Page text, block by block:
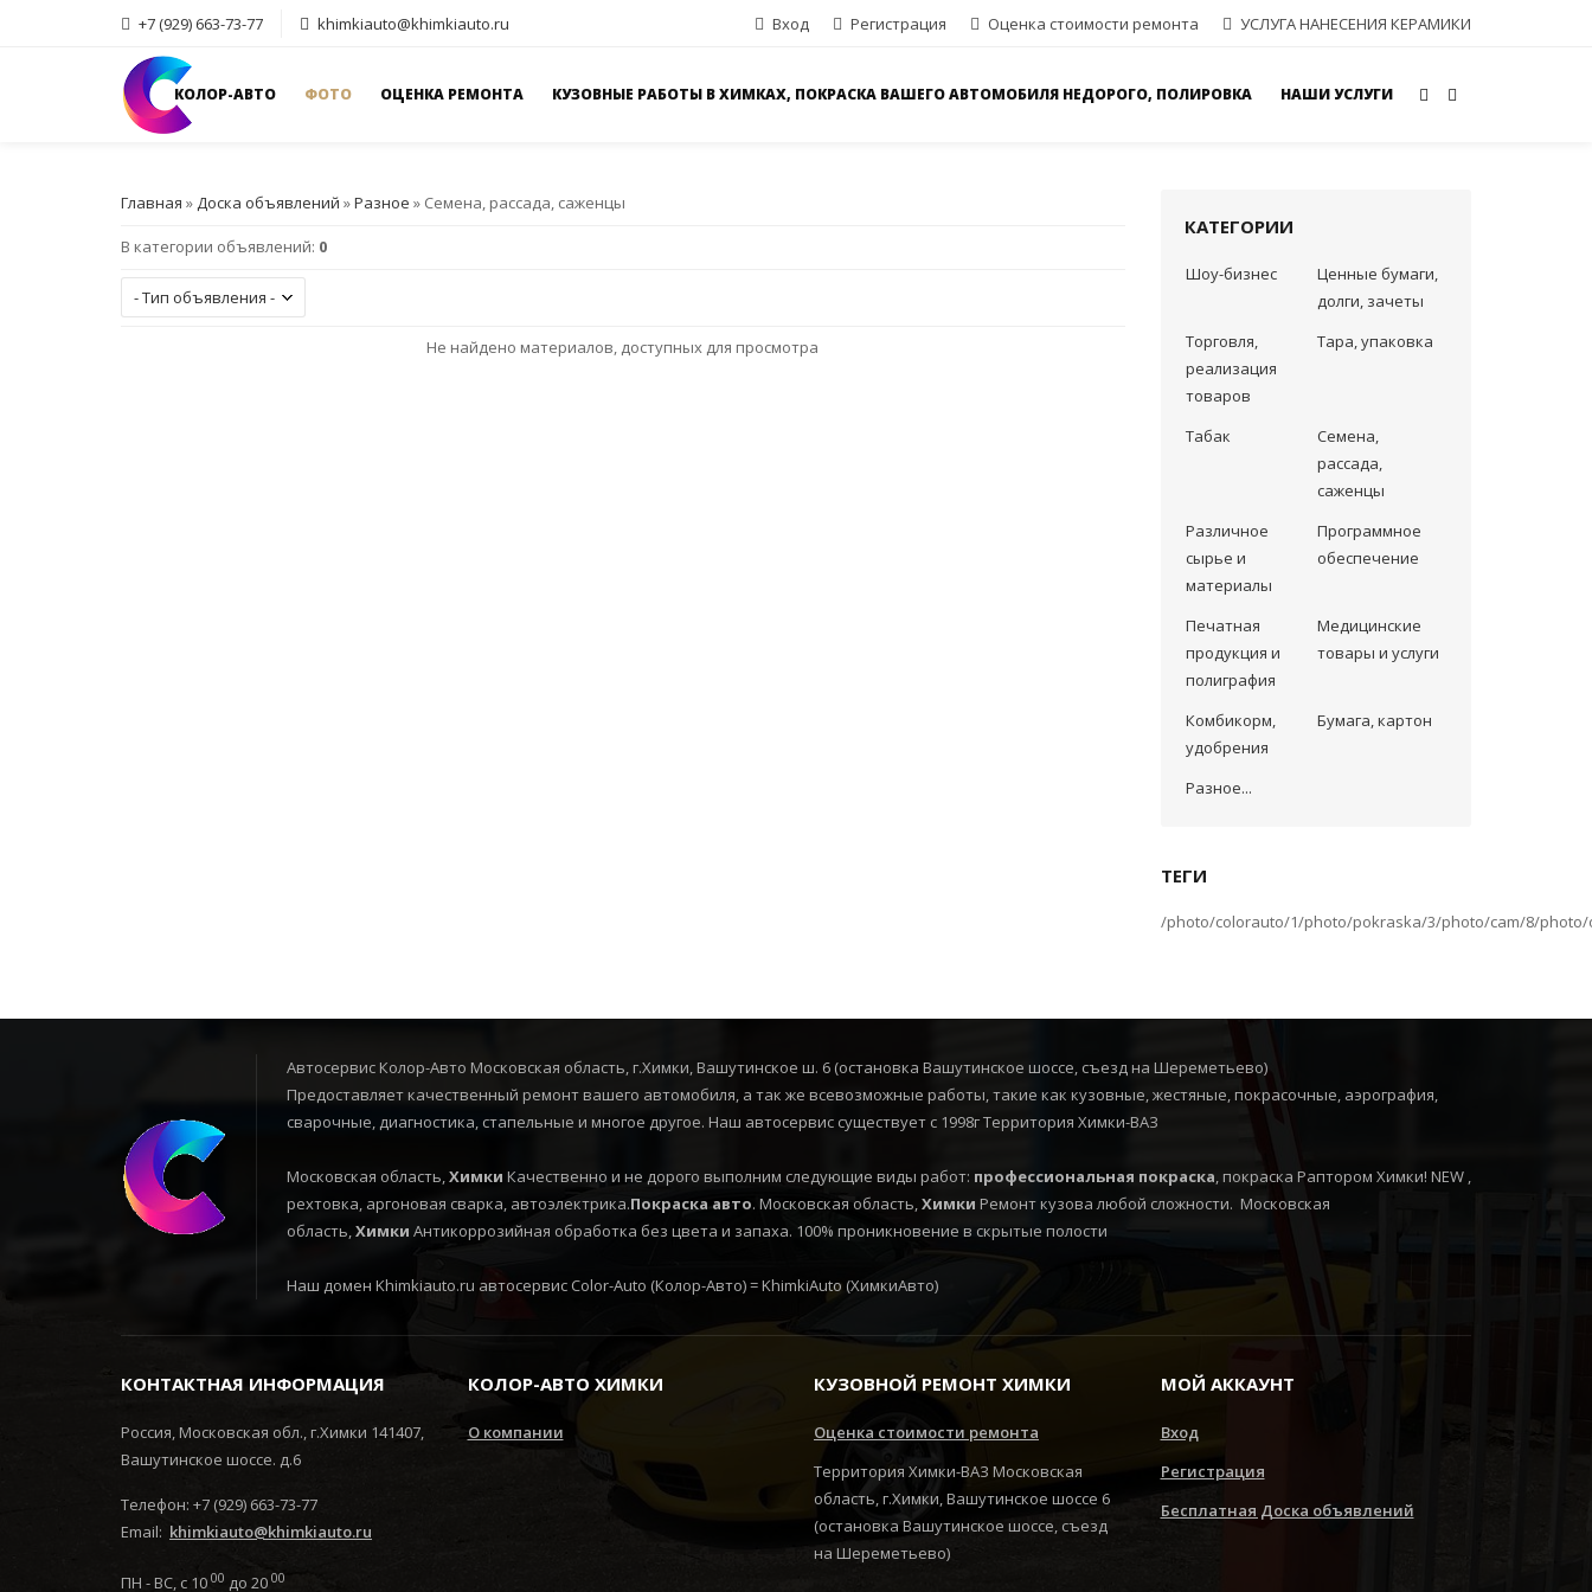
+7 (929) 663-73-77 khimkiauto@khimkiauto.ru Вход Регистрация Оценка стоимости ремонта УСЛУГА НАНЕСЕНИЯ КЕРАМИКИ
КОЛОР-АВТО ФОТО ОЦЕНКА РЕМОНТА КУЗОВНЫЕ РАБОТЫ В ХИМКАХ, ПОКРАСКА ВАШЕГО АВТОМОБИЛЯ НЕДОРОГО, ПОЛИРОВКА НАШИ УСЛУГИ
Главная »Доска объявлений »Разное » Семена, рассада, саженцы
В категории объявлений: 0
Не найдено материалов, доступных для просмотра
КАТЕГОРИИ
Шоу-бизнес
Ценные бумаги,
долги, зачеты
Торговля,
реализация
товаров
Тара, упаковка
Табак
Семена,
рассада,
саженцы
Различное
сырье и
материалы
Программное
обеспечение
Печатная
продукция и
полиграфия
Медицинские
товары и услуги
Комбикорм,
удобрения
Бумага, картон
Разное...
ТЕГИ
/photo/colorauto/1/photo/pokraska/3/photo/cam/8/photo/
Автосервис Колор-Авто Московская область, г.Химки, Вашутинское ш. 6 (остановка Вашутинское шоссе, съезд на Шереметьево)
Предоставляет качественный ремонт вашего автомобиля, а так же всевозможные работы, такие как кузовные, жестяные, покрасочные, аэрография,
сварочные, диагностика, стапельные и многое другое. Наш автосервис существует с 1998г Территория Химки-ВАЗ
Московская область,Химки Качественно и не дорого выполним следующие виды работ: профессиональная покраска, покраска Раптором Химки! NEW ,
рехтовка, аргоновая сварка, автоэлектрика.Покраска авто. Московская область,Химки Ремонт кузова любой сложности. Московская
область,Химки Антикоррозийная обработка без цвета и запаха. 100% проникновение в скрытые полости
Наш домен Khimkiauto.ru автосервис Color-Auto (Колор-Авто) = KhimkiAuto (ХимкиАвто)
КОНТАКТНАЯ ИНФОРМАЦИЯ
Россия, Московская обл., г.Химки 141407,
Вашутинское шоссе. д.6
Телефон: +7 (929) 663-73-77
Email: khimkiauto@khimkiauto.ru
ПН - ВС, с 10 00 до 20 00
КОЛОР-АВТО ХИМКИ
О компании
КУЗОВНОЙ РЕМОНТ ХИМКИ
Оценка стоимости ремонта
Территория Химки-ВАЗ Московская
область, г.Химки, Вашутинское шоссе 6
(остановка Вашутинское шоссе, съезд
на Шереметьево)
МОЙ АККАУНТ
Вход
Регистрация
Бесплатная Доска объявлений